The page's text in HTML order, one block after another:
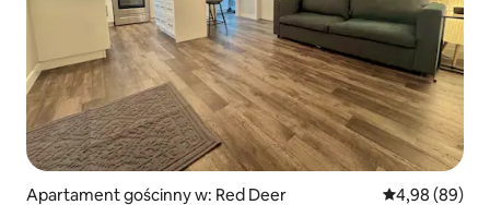
Apartament gościnny w: Red Deer Średnia
4,98 (89)